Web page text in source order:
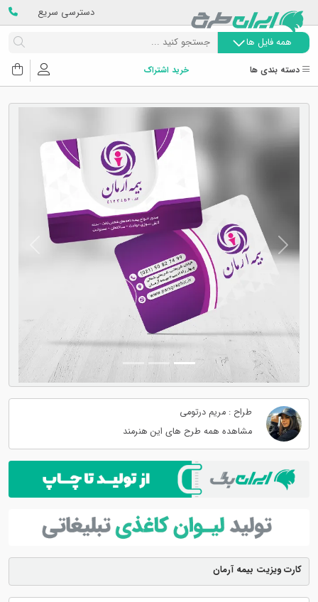
دسترسی سریع
همه فایل ها
دسته بندی ها خرید اشتراک
کارت ویزیت بیمه آرمان
Previous
طراح : مریم درتومی
مشاهده همه طرح های این هنرمند